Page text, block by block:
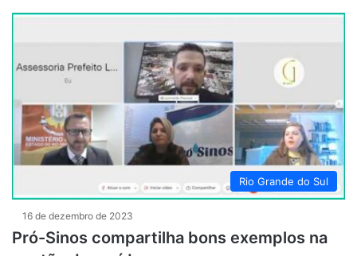
Rio Grande do Sul
16 de dezembro de 2023
Pró-Sinos compartilha bons exemplos na